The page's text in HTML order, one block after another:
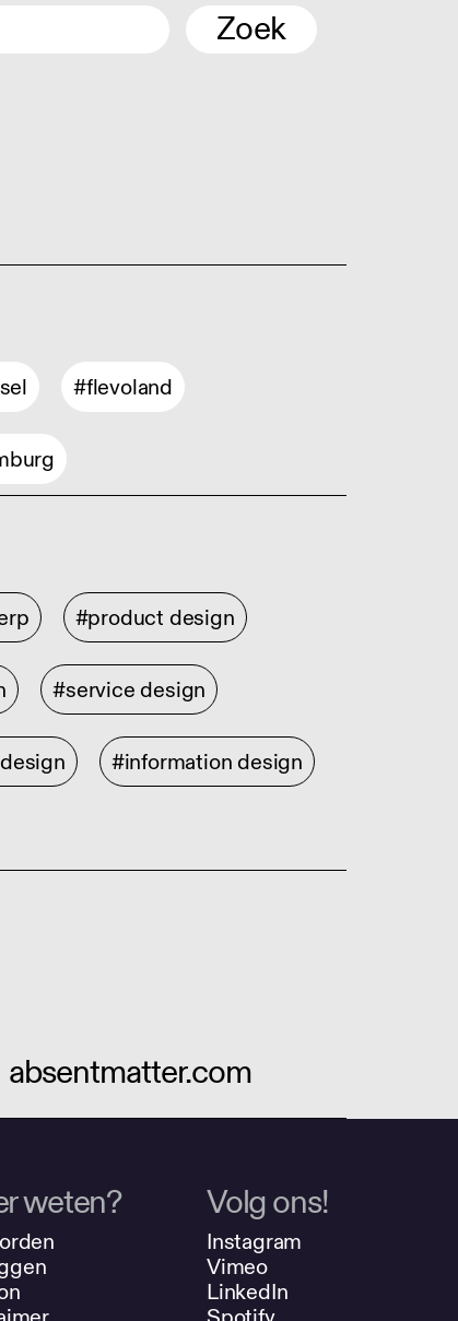
Zoek
#flevoland
#product design
#service design
#information design
absentmatter.com
weten? Volg ons!
Instagram
Vimeo
LinkedIn